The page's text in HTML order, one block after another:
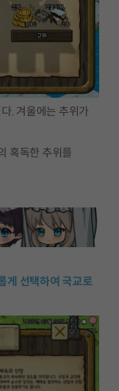
. 겨울에는 추위가
혹독한 추위를
게 선택하여 국교로